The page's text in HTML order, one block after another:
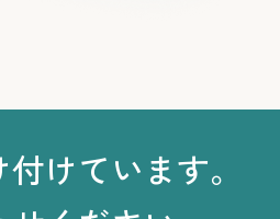
けています。